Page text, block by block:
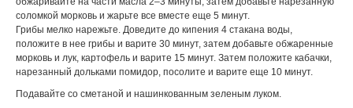
соломкой морковь и жарьте все вместе еще 5 минут.
Грибы мелко нарежьте. Доведите до кипения 4 стакана воды,
положите в нее грибы и варите 30 минут, затем добавьте обжаренные
морковь и лук, картофель и варите 15 минут. Затем положите кабачки,
нарезанный дольками помидор, посолите и варите еще 10 минут.
Подавайте со сметаной и нашинкованным зеленым луком.